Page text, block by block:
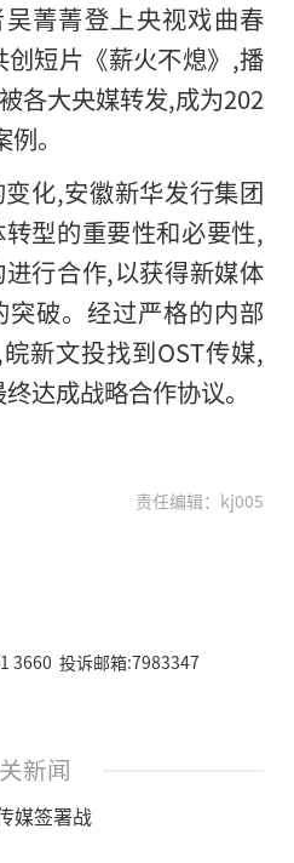
菁菁登上央视戏曲春
短片《薪火不熄》,播
各大央媒转发,成为202
。
化,安徽新华发行集团
型的重要性和必要性,
行合作,以获得新媒体
破。经过严格的内部
新文投找到OST传媒,
达成战略合作协议。
责任编辑：kj005
3660 投诉邮箱:7983347
新闻
媒签署战